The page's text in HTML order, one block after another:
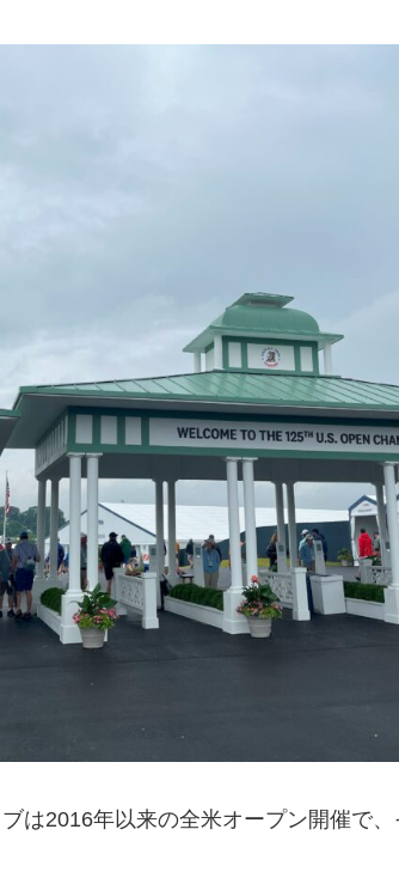
は2016年以来の全米オープン開催で